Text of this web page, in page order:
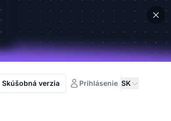
Skúšobná verzia Prihlásenie SK